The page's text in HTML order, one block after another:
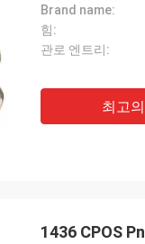
Brand name:
힘:
관로 엔트리:
최고
1436 CPOS